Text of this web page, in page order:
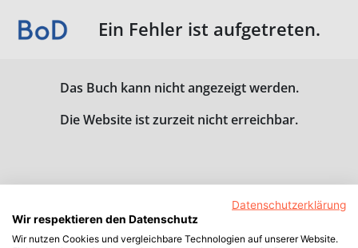
Ein Fehler ist aufgetreten.
Das Buch kann nicht angezeigt werden.
Die Website ist zurzeit nicht erreichbar.
Datenschutzerklärung
Wir respektieren den Datenschutz
Wir nutzen Cookies und vergleichbare Technologien auf unserer Website.